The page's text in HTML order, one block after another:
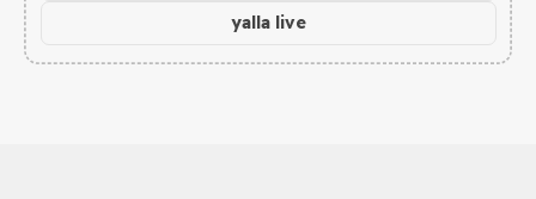
yalla live